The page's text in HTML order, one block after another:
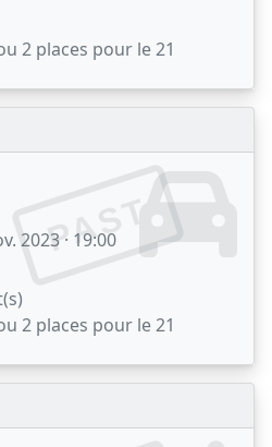
2 places pour le 21
PAST
2023 · 19:00
2 places pour le 21